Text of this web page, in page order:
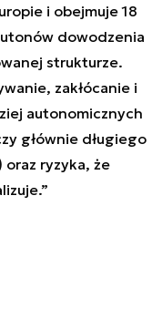
i obejmuje 18
dowodzenia
strukturze.
zakłócanie i
autonomicznych
głównie długiego
ryzyka, że